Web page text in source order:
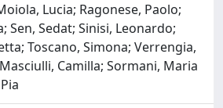
Lucia; Ragonese, Paolo;
Sen, Sedat; Sinisi, Leonardo;
Toscano, Simona; Verrengia,
Camilla; Sormani, Maria